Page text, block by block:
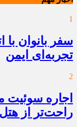
1
سفر بانوان
تجربه‌ای ایمن
2
اجاره سوئیت
راحت‌تر از